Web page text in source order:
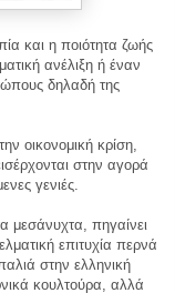
και η ποιότητα ζωής
ανέλιξη ή έναν
δηλαδή της
οικονομική κρίση,
στην αγορά
γενιές.
μεσάνυχτα, πηγαίνει
επιτυχία περνά
στην ελληνική
κουλτούρα, αλλά